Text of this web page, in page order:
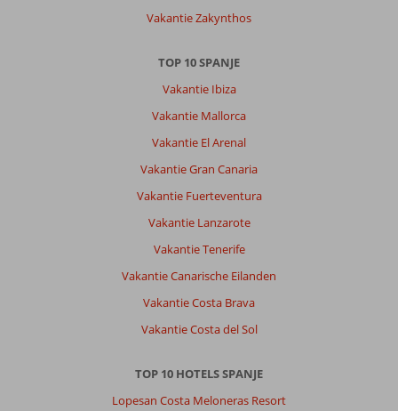
Vakantie Zakynthos
TOP 10 SPANJE
Vakantie Ibiza
Vakantie Mallorca
Vakantie El Arenal
Vakantie Gran Canaria
Vakantie Fuerteventura
Vakantie Lanzarote
Vakantie Tenerife
Vakantie Canarische Eilanden
Vakantie Costa Brava
Vakantie Costa del Sol
TOP 10 HOTELS SPANJE
Lopesan Costa Meloneras Resort